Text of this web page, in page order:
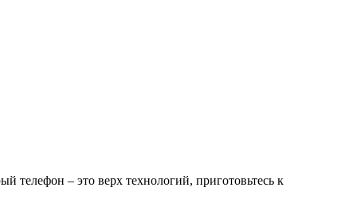
телефон – это верх технологий, приготовьтесь к